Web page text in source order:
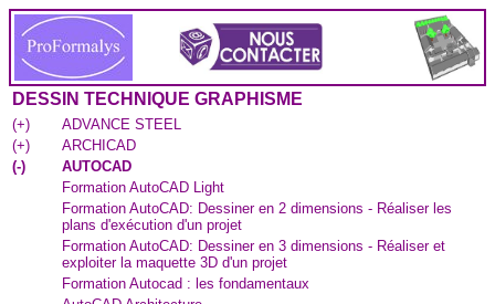
DESSIN TECHNIQUE GRAPHISME
(+)
ADVANCE STEEL
(+)
ARCHICAD
(-)
AUTOCAD
Formation AutoCAD Light
Formation AutoCAD: Dessiner en 2 dimensions - Réaliser les
plans d'exécution d'un projet
Formation AutoCAD: Dessiner en 3 dimensions - Réaliser et
exploiter la maquette 3D d'un projet
Formation Autocad : les fondamentaux